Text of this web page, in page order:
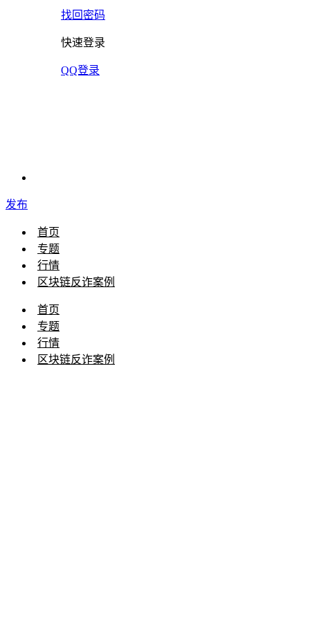
找回密码
快速登录
QQ登录
发布
首页
专题
行情
区块链反诈案例
首页
专题
行情
区块链反诈案例